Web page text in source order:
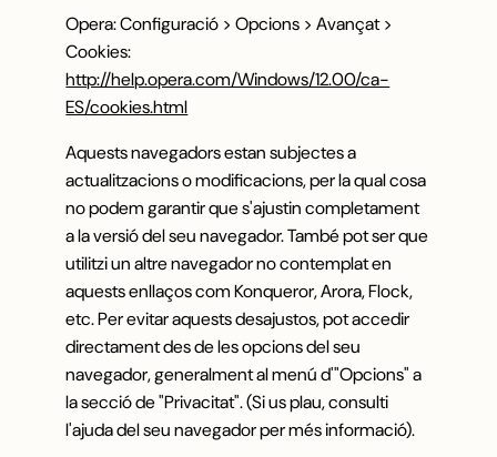
Opera: Configuració > Opcions > Avançat >
Cookies:
http://help.opera.com/Windows/12.00/ca-
ES/cookies.html
Aquests navegadors estan subjectes a
actualitzacions o modificacions, per la qual cosa
no podem garantir que s'ajustin completament
a la versió del seu navegador. També pot ser que
utilitzi un altre navegador no contemplat en
aquests enllaços com Konqueror, Arora, Flock,
etc. Per evitar aquests desajustos, pot accedir
directament des de les opcions del seu
navegador, generalment al menú d'"Opcions" a
la secció de "Privacitat". (Si us plau, consulti
l'ajuda del seu navegador per més informació).